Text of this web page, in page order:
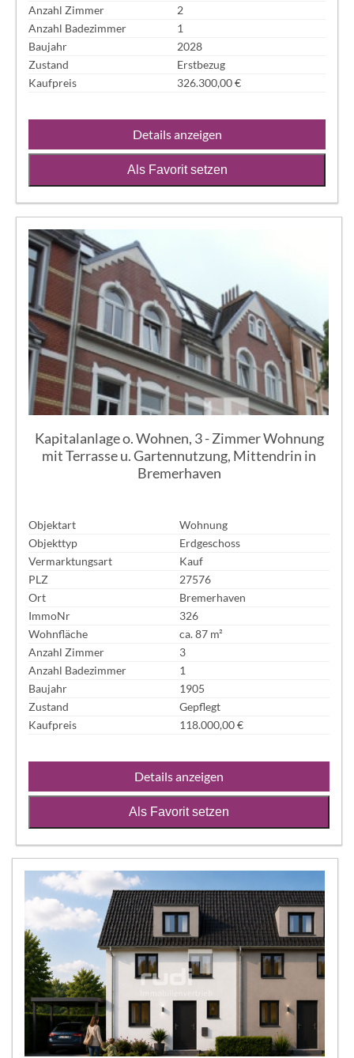
Anzahl Zimmer
2
Anzahl Badezimmer
1
Baujahr
2028
Zustand
Erstbezug
Kaufpreis
326.300,00 €
Details anzeigen
Als Favorit setzen
Kapitalanlage o. Wohnen, 3 - Zimmer Wohnung
mit Terrasse u. Gartennutzung, Mittendrin in
Bremerhaven
Objektart
Wohnung
Objekttyp
Erdgeschoss
Vermarktungsart
Kauf
PLZ
27576
Ort
Bremerhaven
ImmoNr
326
Wohnfläche
ca. 87 m²
Anzahl Zimmer
3
Anzahl Badezimmer
1
Baujahr
1905
Zustand
Gepflegt
Kaufpreis
118.000,00 €
Details anzeigen
Als Favorit setzen